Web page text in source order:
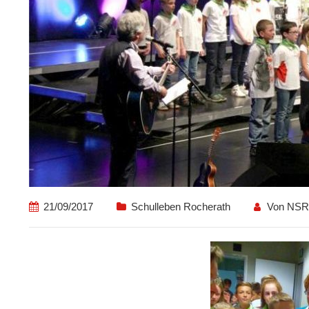
21/09/2017 Schulleben Rocherath Von